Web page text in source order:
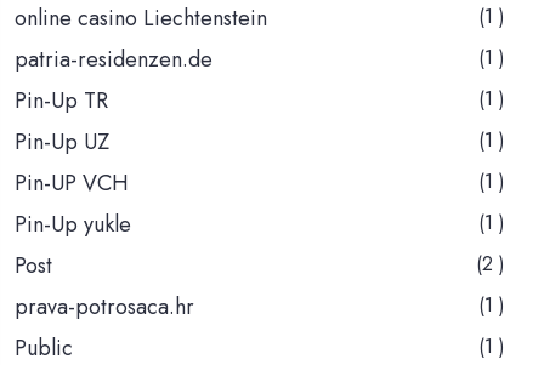
online casino Liechtenstein (1 )
patria-residenzen.de (1 )
Pin-Up TR (1 )
Pin-Up UZ (1 )
Pin-UP VCH (1 )
Pin-Up yukle (1 )
Post (2 )
prava-potrosaca.hr (1 )
Public (1 )